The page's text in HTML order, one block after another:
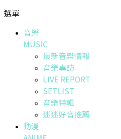
選單
音樂
MUSIC
最新音樂情報
音樂專訪
LIVE REPORT
SETLIST
音樂特輯
迷迷好音推薦
動漫